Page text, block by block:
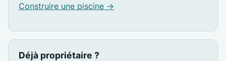
Construire une piscine →
Déjà propriétaire ?